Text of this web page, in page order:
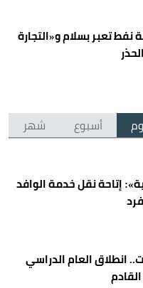
نفط تعبر بسلام و«التجارة
أسبوع شهر
إتاحة نقل خدمة الوافد
4 إدارات.. انطلاق العام الدراسي
القادم